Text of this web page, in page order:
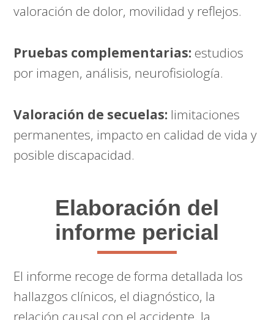
valoración de dolor, movilidad y reflejos.
Pruebas complementarias: estudios
por imagen, análisis, neurofisiología.
Valoración de secuelas: limitaciones
permanentes, impacto en calidad de vida y
posible discapacidad.
Elaboración del
informe pericial
El informe recoge de forma detallada los
hallazgos clínicos, el diagnóstico, la
relación causal con el accidente, la